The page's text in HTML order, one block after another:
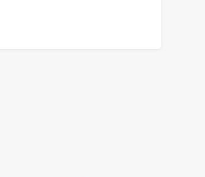
магнитоальбоме,
названия. Музыканты